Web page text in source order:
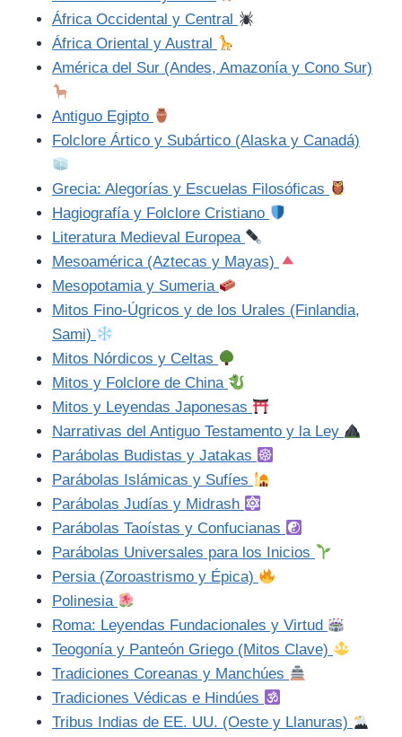
África Occidental y Central
África Oriental y Austral
América del Sur (Andes, Amazonía y Cono Sur)
Antiguo Egipto
Folclore Ártico y Subártico (Alaska y Canadá)
Grecia: Alegorías y Escuelas Filosóficas
Hagiografía y Folclore Cristiano
Literatura Medieval Europea
Mesoamérica (Aztecas y Mayas)
Mesopotamia y Sumeria
Mitos Fino-Úgricos y de los Urales (Finlandia,
Sami)
Mitos Nórdicos y Celtas
Mitos y Folclore de China
Mitos y Leyendas Japonesas
Narrativas del Antiguo Testamento y la Ley
Parábolas Budistas y Jatakas
Parábolas Islámicas y Sufíes
Parábolas Judías y Midrash
Parábolas Taoístas y Confucianas
Parábolas Universales para los Inicios
Persia (Zoroastrismo y Épica)
Polinesia
Roma: Leyendas Fundacionales y Virtud
Teogonía y Panteón Griego (Mitos Clave)
Tradiciones Coreanas y Manchúes
Tradiciones Védicas e Hindúes
Tribus Indias de EE. UU. (Oeste y Llanuras)